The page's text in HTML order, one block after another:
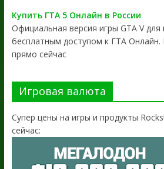
Купить ГТА 5 Онлайн в России
Официальная версия игры GTA V
бесплатным доступом к ГТА Онлайн.
прямо сейчас
Игровая валюта
Супер цены на игры и продукты
сейчас: